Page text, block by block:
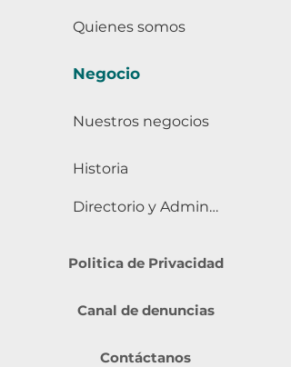
Quienes somos
Negocio
Nuestros negocios
Historia
Directorio y Administración
Politica de Privacidad
Canal de denuncias
Contáctanos